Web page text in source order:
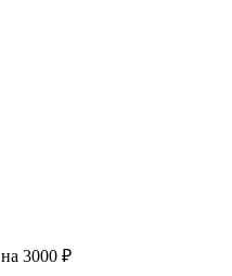
3000 ₽